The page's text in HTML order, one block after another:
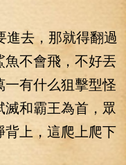
去，那就得翻過
不會飛，不好丟
有什么狙擊型怪
和霸王為首，眾
背上，這爬上爬下